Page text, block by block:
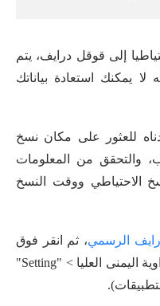
إلى قوقل درايف، يتم
يمكنك استعادة بياناتك
للعثور على مكان نسخ
والتحقق من المعلومات
الاحتياطي ووقت النسخ
الرسمي، ثم انقر فوق
الزر "Setting" (رمز الترس) في الزاوية اليمنى العليا > "Setting"